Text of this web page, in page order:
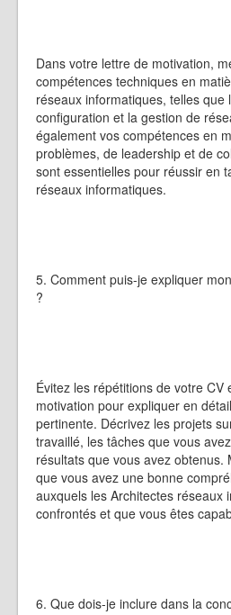
Dans votre lettre de motivation,
compétences techniques en
réseaux informatiques, telles que
configuration et la gestion de
également vos compétences en
problèmes, de leadership et de
sont essentielles pour réussir en
réseaux informatiques.
5. Comment puis-je expliquer
?
Évitez les répétitions de votre CV
motivation pour expliquer en
pertinente. Décrivez les projets
travaillé, les tâches que vous
résultats que vous avez obtenus.
que vous avez une bonne
auxquels les Architectes réseaux
confrontés et que vous êtes
6. Que dois-je inclure dans la